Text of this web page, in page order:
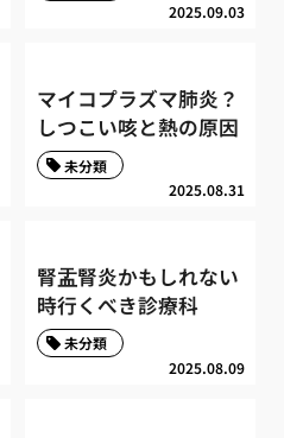
2025.09.03
マイコプラズマ肺炎？
しつこい咳と熱の原因
2025.08.31
未分類
腎盂腎炎かもしれない
時行くべき診療科
2025.08.09
未分類